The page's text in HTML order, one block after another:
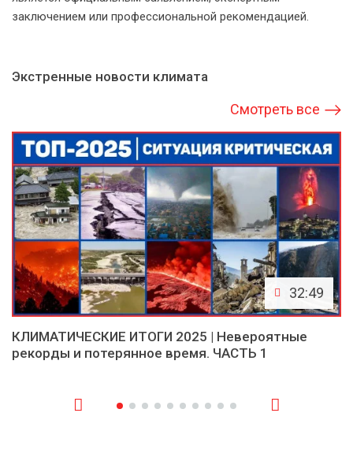
заключением или профессиональной рекомендацией.
Экстренные новости климата
Смотреть все
32:49
КЛИМАТИЧЕСКИЕ ИТОГИ 2025 | Невероятные
рекорды и потерянное время. ЧАСТЬ 1